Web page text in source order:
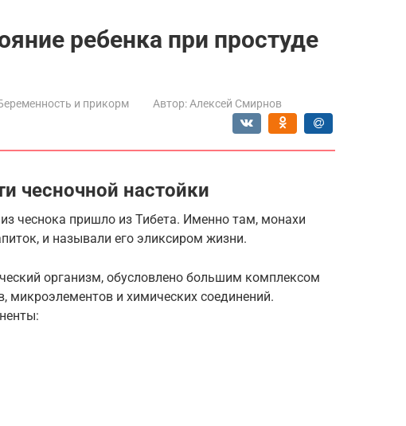
ребенка при простуде
и прикорм Автор: Алексей Смирнов
чесночной настойки
чеснока пришло из Тибета. Именно там, монахи
и называли его эликсиром жизни.
организм, обусловлено большим комплексом
микроэлементов и химических соединений.